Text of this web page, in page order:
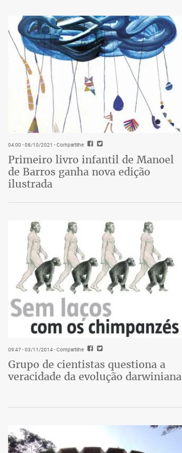
solar estão longe de ser algo
prazo. No mundo atual, esse
empresários, pessoas
grande potencial de negócio com
tempo oferece uma economia
passando a fazer parte da
e que visa a um bem maior.
04:00 - 08/10/2021 - Compartilhe
Primeiro livro infantil de Manoel
de Barros ganha nova edição
ilustrada
09:47 - 03/11/2014- Compartilhe
Grupo de cientistas questiona a
veracidade da evolução darwiniana